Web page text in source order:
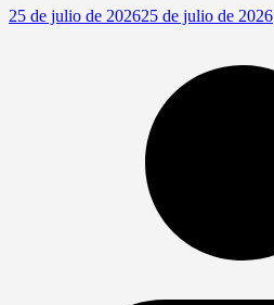
25 de julio de 202625 de julio de 2026